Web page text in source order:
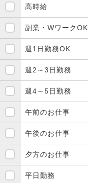
高時給
副業・WワークOK
週1日勤務OK
週2～3日勤務
週4～5日勤務
午前のお仕事
午後のお仕事
夕方のお仕事
平日勤務